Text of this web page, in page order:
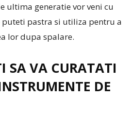
ultima generatie vor veni cu
pastra si utiliza pentru a
lor dupa spalare.
SA VA CURATATI
DE